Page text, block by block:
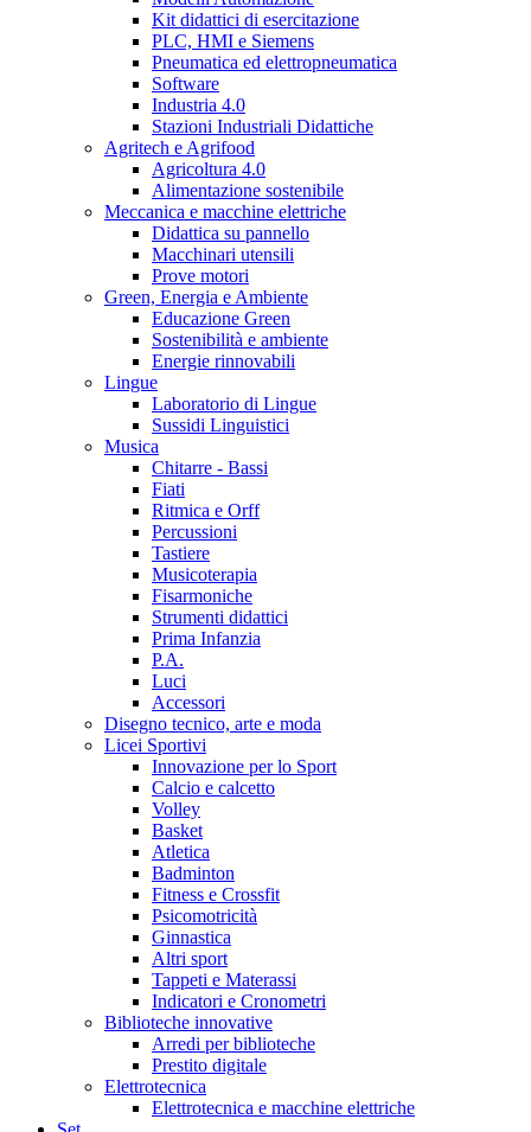
Kit didattici di esercitazione
PLC, HMI e Siemens
Pneumatica ed elettropneumatica
Software
Industria 4.0
Stazioni Industriali Didattiche
Agritech e Agrifood
Agricoltura 4.0
Alimentazione sostenibile
Meccanica e macchine elettriche
Didattica su pannello
Macchinari utensili
Prove motori
Green, Energia e Ambiente
Educazione Green
Sostenibilità e ambiente
Energie rinnovabili
Lingue
Laboratorio di Lingue
Sussidi Linguistici
Musica
Chitarre - Bassi
Fiati
Ritmica e Orff
Percussioni
Tastiere
Musicoterapia
Fisarmoniche
Strumenti didattici
Prima Infanzia
P.A.
Luci
Accessori
Disegno tecnico, arte e moda
Licei Sportivi
Innovazione per lo Sport
Calcio e calcetto
Volley
Basket
Atletica
Badminton
Fitness e Crossfit
Psicomotricità
Ginnastica
Altri sport
Tappeti e Materassi
Indicatori e Cronometri
Biblioteche innovative
Arredi per biblioteche
Prestito digitale
Elettrotecnica
Elettrotecnica e macchine elettriche